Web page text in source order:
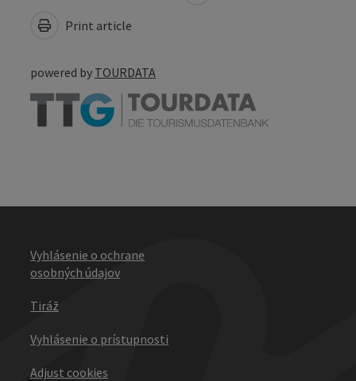
Print article
powered by TOURDATA
Vyhlásenie o ochrane
osobných údajov
Tiráž
Vyhlásenie o prístupnosti
Adjust cookies